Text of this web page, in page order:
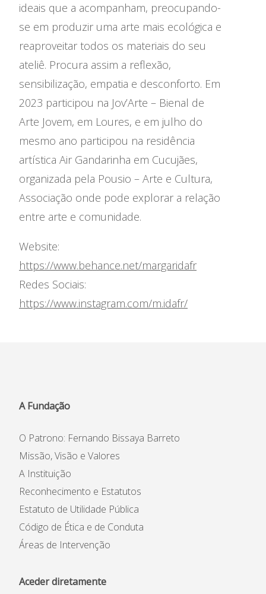
ideais que a acompanham, preocupando-
se em produzir uma arte mais ecológica e
reaproveitar todos os materiais do seu
ateliê. Procura assim a reflexão,
sensibilização, empatia e desconforto. Em
2023 participou na Jov’Arte – Bienal de
Arte Jovem, em Loures, e em julho do
mesmo ano participou na residência
artística Air Gandarinha em Cucujães,
organizada pela Pousio – Arte e Cultura,
Associação onde pode explorar a relação
entre arte e comunidade.
Website:
https://www.behance.net/margaridafr
Redes Sociais:
https://www.instagram.com/m.idafr/
A Fundação
O Patrono: Fernando Bissaya Barreto
Missão, Visão e Valores
A Instituição
Reconhecimento e Estatutos
Estatuto de Utilidade Pública
Código de Ética e de Conduta
Áreas de Intervenção
Aceder diretamente